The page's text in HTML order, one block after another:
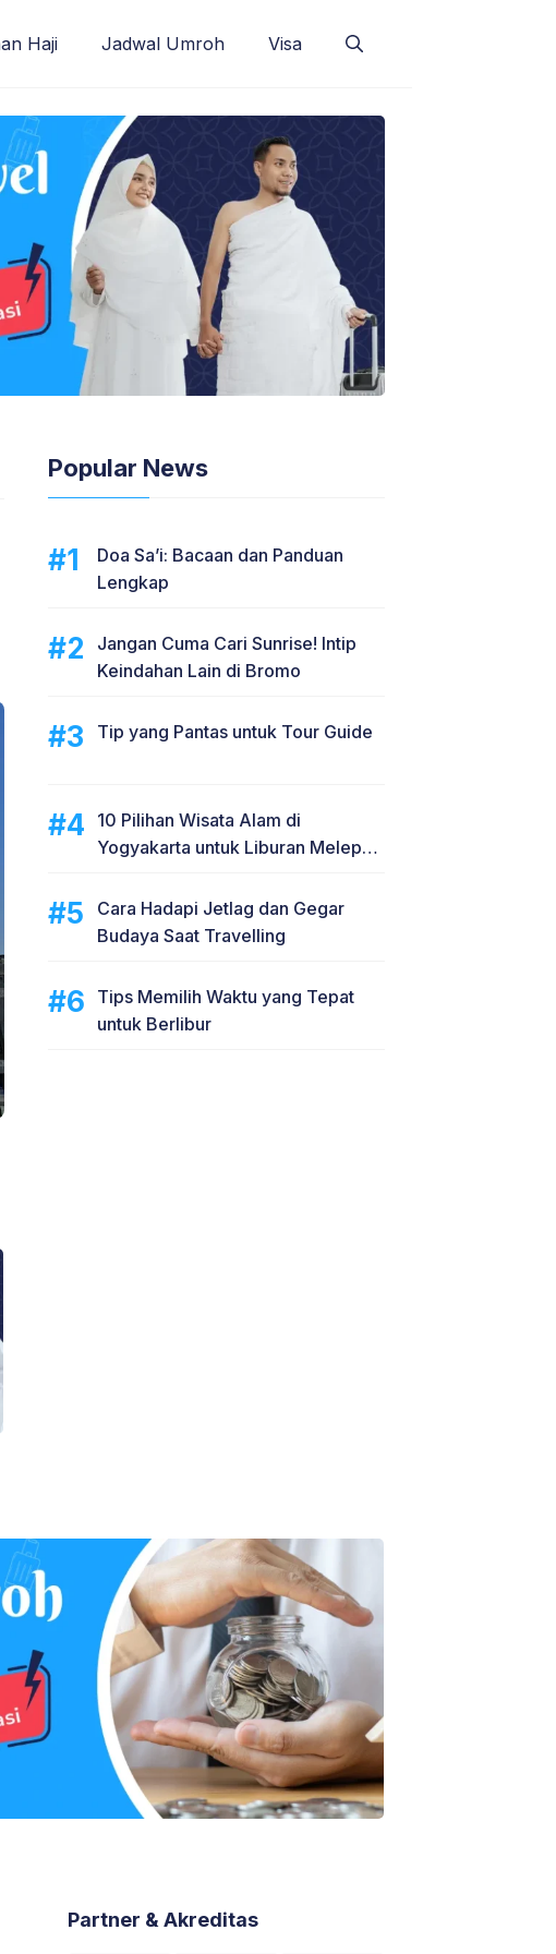
Haji Jadwal Umroh Visa
Popular News
Doa Sa’i: Bacaan dan Panduan
Lengkap
Jangan Cuma Cari Sunrise! Intip
Keindahan Lain di Bromo
Tip yang Pantas untuk Tour Guide
10 Pilihan Wisata Alam di
Yogyakarta untuk Liburan Melepas
Cara Hadapi Jetlag dan Gegar
Budaya Saat Travelling
Tips Memilih Waktu yang Tepat
untuk Berlibur
Partner & Akreditas